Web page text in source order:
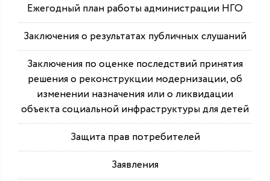
Ежегодный план работы администрации НГО
Заключения о результатах публичных слушаний
Заключения по оценке последствий принятия
решения о реконструкции модернизации, об
изменении назначения или о ликвидации
объекта социальной инфраструктуры для детей
Защита прав потребителей
Заявления